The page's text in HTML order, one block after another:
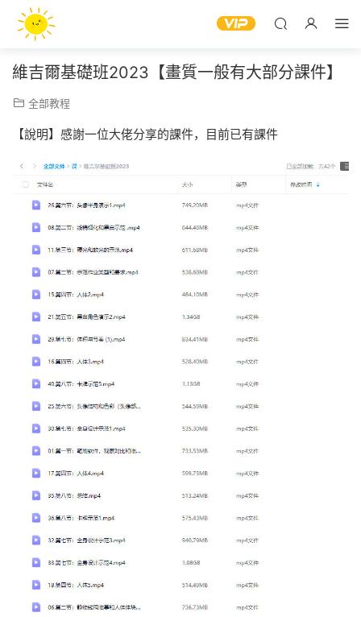
維吉爾基礎班2023【畫質一般有大部分課件】
全部教程
【說明】感謝一位大佬分享的課件，目前已有課件